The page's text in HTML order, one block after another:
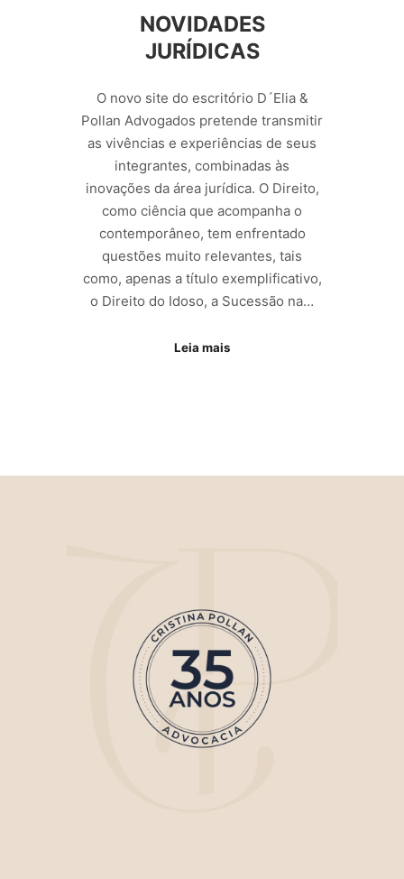
NOVIDADES
JURÍDICAS
O novo site do escritório D´Elia &
Pollan Advogados pretende transmitir
as vivências e experiências de seus
integrantes, combinadas às
inovações da área jurídica. O Direito,
como ciência que acompanha o
contemporâneo, tem enfrentado
questões muito relevantes, tais
como, apenas a título exemplificativo,
o Direito do Idoso, a Sucessão na…
Leia mais